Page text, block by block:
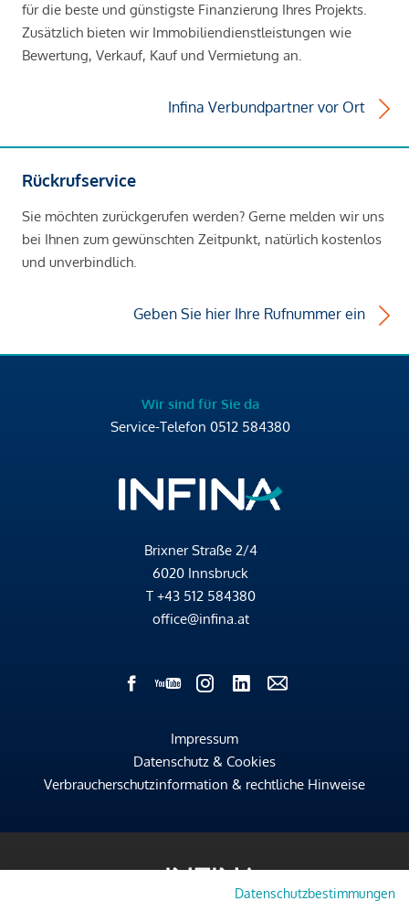
für die beste und günstigste Finanzierung Ihres Projekts.
Zusätzlich bieten wir Immobiliendienstleistungen wie
Bewertung, Verkauf, Kauf und Vermietung an.
Infina Verbundpartner vor Ort
Rückrufservice
Sie möchten zurückgerufen werden? Gerne melden wir uns
bei Ihnen zum gewünschten Zeitpunkt, natürlich kostenlos
und unverbindlich.
Geben Sie hier Ihre Rufnummer ein
Wir sind für Sie da
Service-Telefon 0512 584380
Brixner Straße 2/4
6020 Innsbruck
T +43 512 584380
office@infina.at
Impressum
Datenschutz & Cookies
Verbraucherschutzinformation & rechtliche Hinweise
Datenschutzbestimmungen